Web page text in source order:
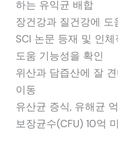
하는 유익균 배합
장건강과 질건강에
SCI 논문 등재 및 인
도움 기능성을 확인
위산과 담즙산에 잘
이동
유산균 증식, 유해균
보장균수(CFU) 10억